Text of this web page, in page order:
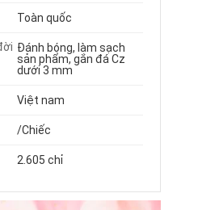
Toàn quốc
Đánh bóng, làm sạch
sản phẩm, gắn đá Cz
dưới 3 mm
Việt nam
/Chiếc
2.605 chỉ